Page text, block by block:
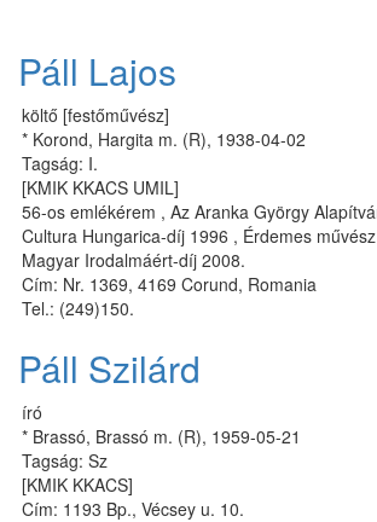
Páll Lajos
költő [festőművész]
* Korond, Hargita m. (R), 1938-04-02
Tagság: I.
[KMIK KKACS UMIL]
56-os emlékérem , Az Aranka György
Cultura Hungarica-díj 1996 , Érdemes
Magyar Irodalmáért-díj 2008.
Cím: Nr. 1369, 4169 Corund, Romania
Tel.: (249)150.
Páll Szilárd
író
* Brassó, Brassó m. (R), 1959-05-21
Tagság: Sz
[KMIK KKACS]
Cím: 1193 Bp., Vécsey u. 10.